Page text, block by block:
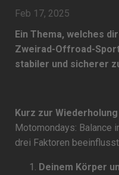
Feb 17, 2025
Ein Thema, welches
Zweirad-Offroad-
stabiler und sicherer
Kurz zur Wiederholung
Motomondays: Balance
drei Faktoren
Deinem Körper